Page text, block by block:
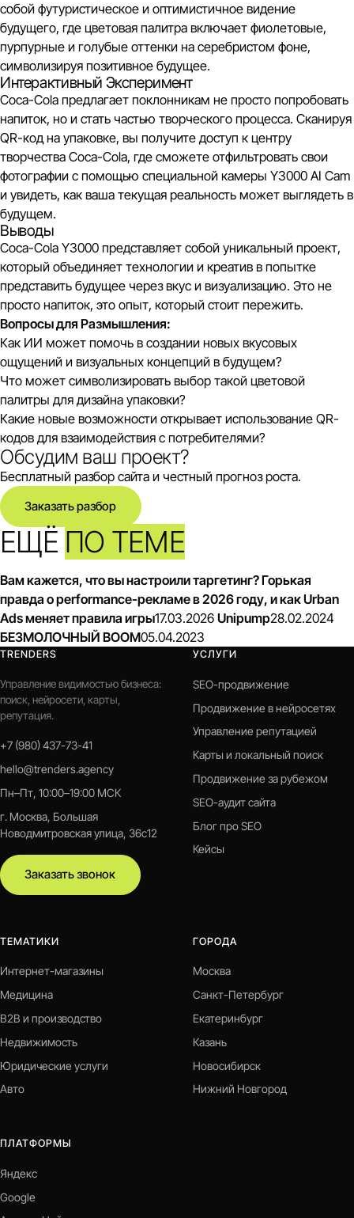
собой футуристическое и оптимистичное видение
будущего, где цветовая палитра включает фиолетовые,
пурпурные и голубые оттенки на серебристом фоне,
символизируя позитивное будущее.
Интерактивный Эксперимент
Coca-Cola предлагает поклонникам не просто попробовать
напиток, но и стать частью творческого процесса. Сканируя
QR-код на упаковке, вы получите доступ к центру
творчества Coca-Cola, где сможете отфильтровать свои
фотографии с помощью специальной камеры Y3000 AI Cam
и увидеть, как ваша текущая реальность может выглядеть в
будущем.
Выводы
Coca-Cola Y3000 представляет собой уникальный проект,
который объединяет технологии и креатив в попытке
представить будущее через вкус и визуализацию. Это не
просто напиток, это опыт, который стоит пережить.
Вопросы для Размышления:
Как ИИ может помочь в создании новых вкусовых
ощущений и визуальных концепций в будущем?
Что может символизировать выбор такой цветовой
палитры для дизайна упаковки?
Какие новые возможности открывает использование QR-
кодов для взаимодействия с потребителями?
Обсудим ваш проект?
Бесплатный разбор сайта и честный прогноз роста.
Заказать разбор
ЕЩЁ ПО ТЕМЕ
Вам кажется, что вы настроили таргетинг? Горькая
правда о performance-рекламе в 2026 году, и как Urban
Ads меняет правила игры17.03.2026 Unipump28.02.2024
БЕЗМОЛОЧНЫЙ BOOM05.04.2023
TRENDERS
Управление видимостью бизнеса:
поиск, нейросети, карты,
репутация.
+7 (980) 437-73-41
hello@trenders.agency
Пн–Пт, 10:00–19:00 МСК
г. Москва, Большая
Новодмитровская улица, 36с12
Заказать звонок
УСЛУГИ
SEO-продвижение
Продвижение в нейросетях
Управление репутацией
Карты и локальный поиск
Продвижение за рубежом
SEO-аудит сайта
Блог про SEO
Кейсы
ТЕМАТИКИ
Интернет-магазины
Медицина
B2B и производство
Недвижимость
Юридические услуги
Авто
ГОРОДА
Москва
Санкт-Петербург
Екатеринбург
Казань
Новосибирск
Нижний Новгород
ПЛАТФОРМЫ
Яндекс
Google